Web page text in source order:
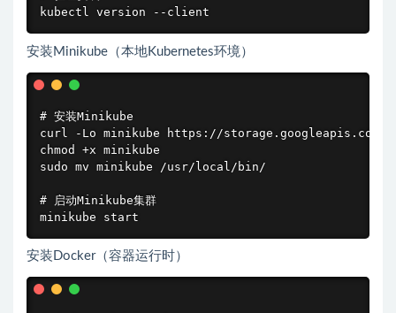
kubectl version --client
安装Minikube（本地Kubernetes环境）
# 安装Minikube
curl -Lo minikube https://storage.googleapis.com/
chmod +x minikube
sudo mv minikube /usr/local/bin/
# 启动Minikube集群
minikube start
安装Docker（容器运行时）